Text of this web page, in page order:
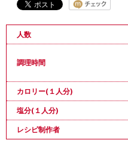
人数
調理時間
カロリー(１人分)
塩分(１人分)
レシピ制作者